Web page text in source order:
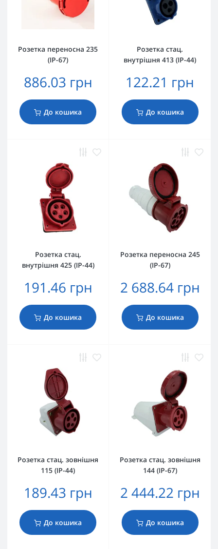
Розетка переносна 235
(IP-67)
886.03 грн
До кошика
Розетка стац.
внутрішня 413 (IP-44)
122.21 грн
До кошика
Розетка стац.
внутрішня 425 (IP-44)
191.46 грн
До кошика
Розетка переносна 245
(IP-67)
2 688.64 грн
До кошика
Розетка стац. зовнішня
115 (IP-44)
189.43 грн
До кошика
Розетка стац. зовнішня
144 (IP-67)
2 444.22 грн
До кошика